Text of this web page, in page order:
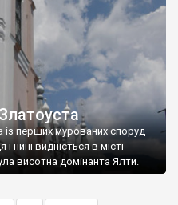
перших мурованих споруд
нині видніється в місті
висотна домінанта Ялти.